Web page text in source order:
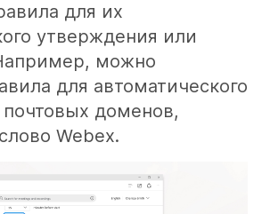
для их
утверждения или
можно
для автоматического
доменов,
Webex.